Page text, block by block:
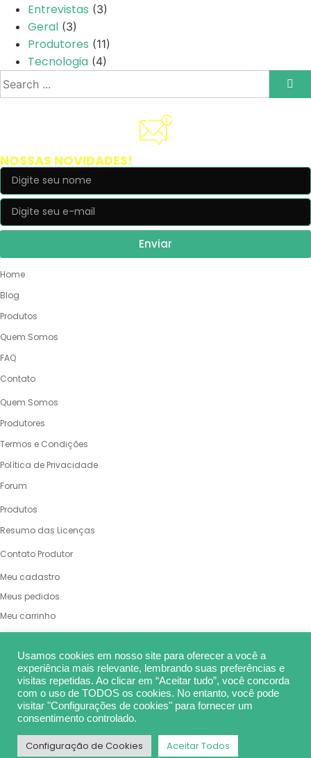
Entrevistas (3)
Geral (3)
Produtores (11)
Tecnologia (4)
NOSSAS NOVIDADES!
Enviar
NOSSO SITE
Home
Blog
Produtos
Quem Somos
FAQ
Contato
Quem Somos
Produtores
Termos e Condições
Política de Privacidade
Forum
Produtos
Resumo das Licenças
Contato Produtor
Meu cadastro
Meus pedidos
Meu carrinho
Endereço de cobrança
Alterar senha
REDES SOCIAIS
Usamos cookies em nosso site para oferecer a você a
experiência mais relevante, lembrando suas preferências e
visitas repetidas. Ao clicar em “Aceitar tudo”, você concorda
com o uso de TODOS os cookies. No entanto, você pode
visitar "Configurações de cookies" para fornecer um
consentimento controlado.
Configuração de Cookies Aceitar Todos